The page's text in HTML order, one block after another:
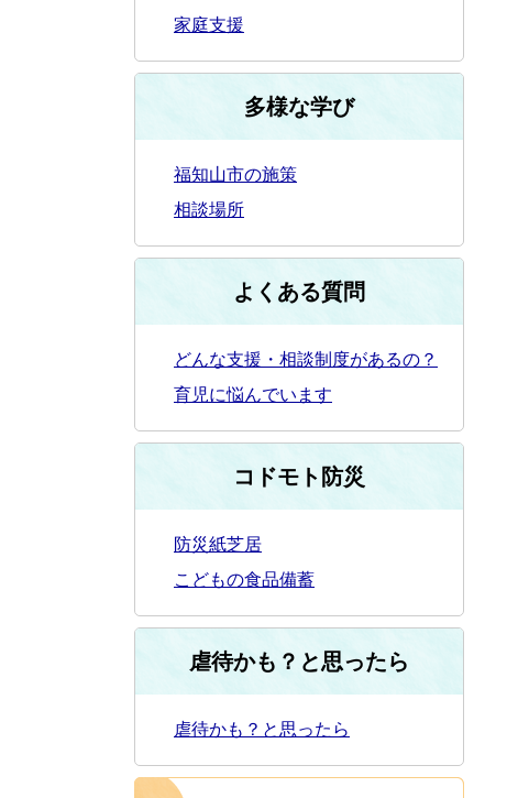
家庭支援
多様な学び
福知山市の施策
相談場所
よくある質問
どんな支援・相談制度があるの？
育児に悩んでいます
コドモト防災
防災紙芝居
こどもの食品備蓄
虐待かも？と思ったら
虐待かも？と思ったら